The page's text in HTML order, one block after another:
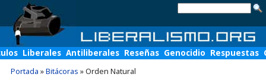
Liberales Antiliberales Reseñas Genocidio Respuestas
Portada »Bitácoras »Orden Natural